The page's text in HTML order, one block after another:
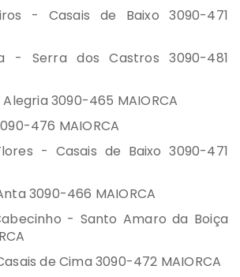
- Casais de Baixo 3090-471
- Serra dos Castros 3090-481
3090-465 MAIORCA
476 MAIORCA
- Casais de Baixo 3090-471
3090-466 MAIORCA
- Santo Amaro da Boiça
de Cima 3090-472 MAIORCA